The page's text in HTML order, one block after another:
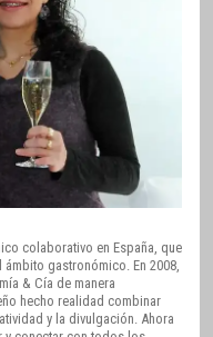
colaborativo en España, que
gastronómico. En 2008,
& Cía de manera
hecho realidad combinar
y la divulgación. Ahora